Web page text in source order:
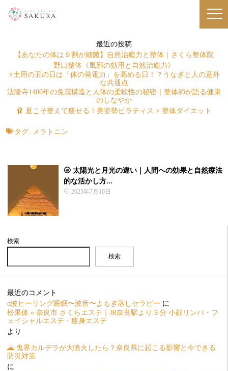
最近の投稿
【あなたの体は９割が細菌】自然治癒力と整体｜さくら整体院
野口整体《風邪の効用と自然治癒力》
⚡土用の丑の日は「体の発電力」を高める日！？うなぎと人の意外
な共通点
法隆寺1400年の免震構造と人体の柔軟性の秘密｜整体師が語る健康
のしなやか
🩰 夏こそ整えて痩せる！美姿勢ピラティス × 整体ダイエット
タグ: メラトニン
🌝 太陽光と月光の違い｜人間への効果と自然療法
的な活かし方...
2025年7月10日
検索
検索
最近のコメント
α波ヒーリング睡眠〜波音〜よもぎ蒸しセラピー に
松果体 » 奈良市 さくらエステ｜JR奈良駅より３分 小顔リンパ・フ
ェイシャルエステ・痩身エステ
より
🌋 鬼界カルデラが大噴火したら？奈良県に起こる影響と今できる
防災対策
に